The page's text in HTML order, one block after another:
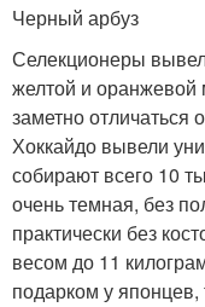
Черный арбуз
Селекционеры
желтой и оранжевой
заметно
Хоккайдо вывели
собирают всего 10
очень темная, без
практически без
весом до 11
подарком у японцев,